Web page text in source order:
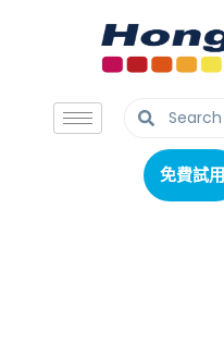
免費試用
免費試用